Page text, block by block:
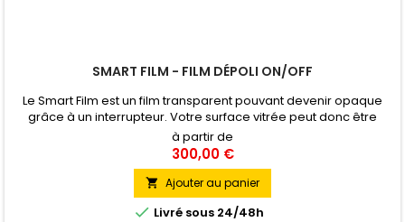
SMART FILM - FILM DÉPOLI ON/OFF
Le Smart Film est un film transparent pouvant devenir opaque
grâce à un interrupteur. Votre surface vitrée peut donc être
opaque ou transparente en l'espace de quelques secondes. Le
film existe en différentes couleurs de translucide (blanc, gris,
noir, bleu, vert, rose et jaune) Pose Intérieure
à partir de
300,00 €
 Ajouter au panier
 Livré sous 24/48h